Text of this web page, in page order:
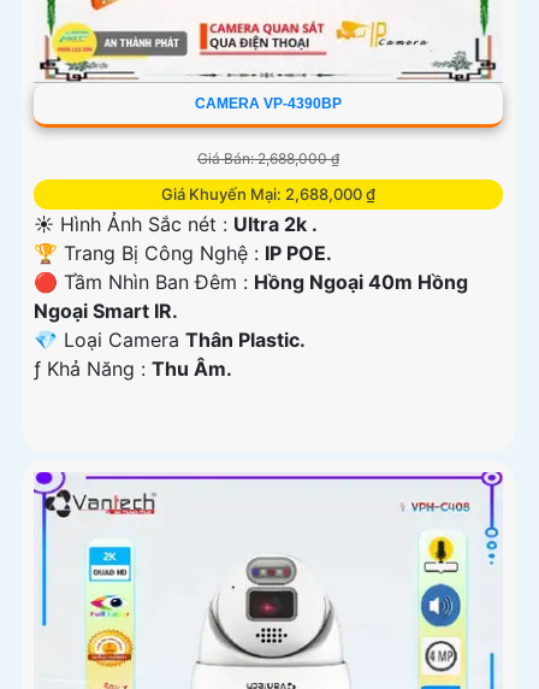
CAMERA VP-4390BP
Giá Bán: 2,688,000 ₫
Giá Khuyến Mại: 2,688,000 ₫
☀️ Hình Ảnh Sắc nét : Ultra 2k .
🏆 Trang Bị Công Nghệ : IP POE.
🔴 Tầm Nhìn Ban Đêm : Hồng Ngoại 40m Hồng
Ngoại Smart IR.
💎 Loại Camera Thân Plastic.
️ƒ Khả Năng : Thu Âm.